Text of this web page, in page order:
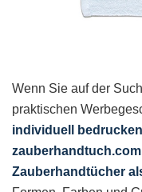
Wenn Sie auf der
praktischen
individuell bedrucken
zauberhandtuch.com
Zauberhandtücher